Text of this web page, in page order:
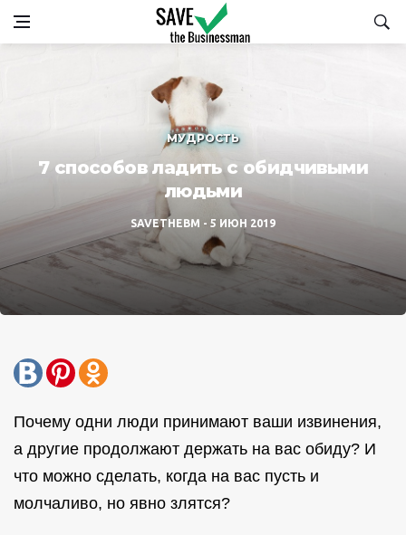
МУДРОСТЬ
7 способов ладить с обидчивыми
людьми
SAVETHEBM 5 ИЮН 2019
Почему одни люди принимают ваши извинения,
а другие продолжают держать на вас обиду? И
что можно сделать, когда на вас пусть и
молчаливо, но явно злятся?